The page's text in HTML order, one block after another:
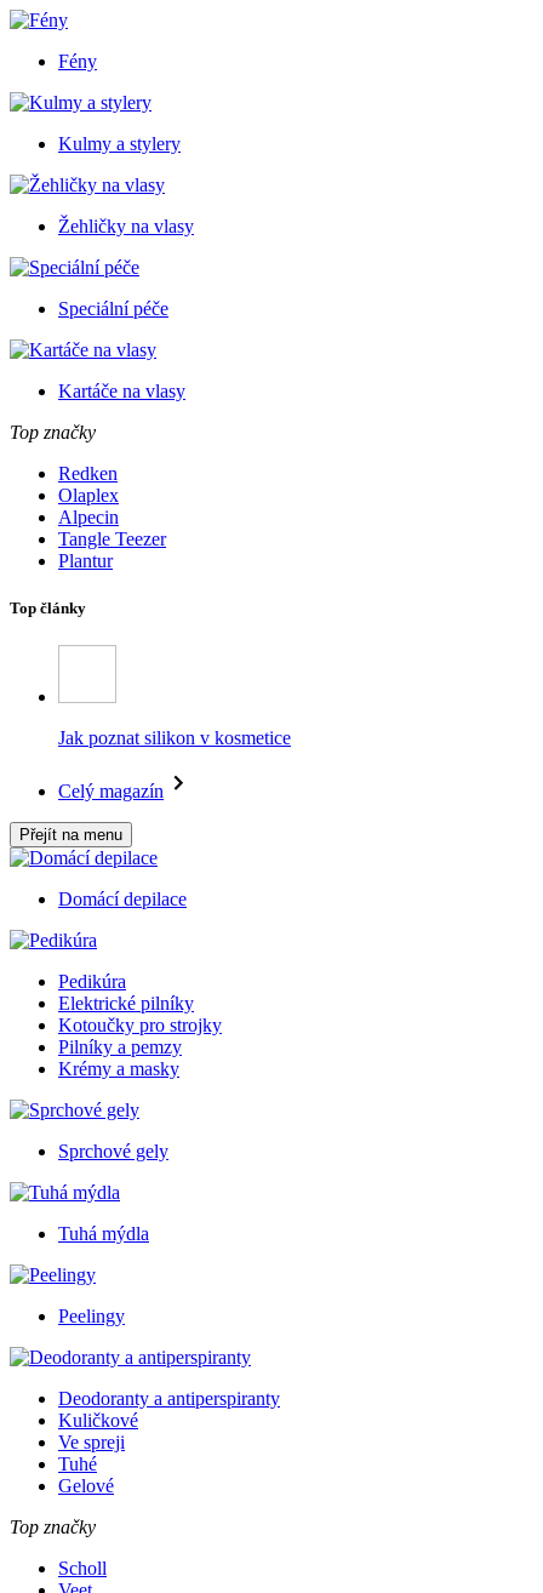
Fény
Kulmy a stylery
Žehličky na vlasy
Speciální péče
Kartáče na vlasy
Top značky
Redken
Olaplex
Alpecin
Tangle Teezer
Plantur
Top články
Jak poznat silikon v kosmetice
Celý magazín
Přejít na menu
Domácí depilace
Pedikúra
Elektrické pilníky
Kotoučky pro strojky
Pilníky a pemzy
Krémy a masky
Sprchové gely
Tuhá mýdla
Peelingy
Deodoranty a antiperspiranty
Kuličkové
Ve spreji
Tuhé
Gelové
Top značky
Scholl